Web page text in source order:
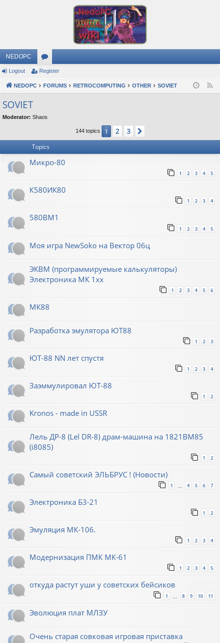
NEDOPC
or
u
s
Logout Register
NEDOPC FORUMS RETROCOMPUTING OTHER SOVIET
SOVIET
Moderator: Shaos
144 topics 1 2 3
Topics
Микро-80
1 2 3 4 5
К580ИК80
1 2 3 4
580ВМ1
1 2 3 4 5
Моя игра NewSoko на Вектор 06ц
ЭКВМ (программируемые калькуляторы)
Электроника МК 1хх
1 2 3 4 5 6
МК88
Разработка эмулятора ЮТ88
1 2 3
ЮТ-88 NN лет спустя
1 2 3 4
Заэммулировал ЮТ-88
1 2
Kronos - made in USSR
Лель ДР-8 (Lel DR-8) драм-машина на 1821ВМ85
(i8085)
1 2
Самый советский ЭЛЬБРУС ! (Новости)
1 … 4 5 6 7
Электроника Б3-21
1 2
Эмуляция МК-106.
1 2 3 4
Модернизация ПМК МК-61
1 2 3 4 5
откуда растут уши у советских бейсиков
1 8 9 10 11
Эволюция плат МЛЗУ
Очень старая совковая игровая приставка